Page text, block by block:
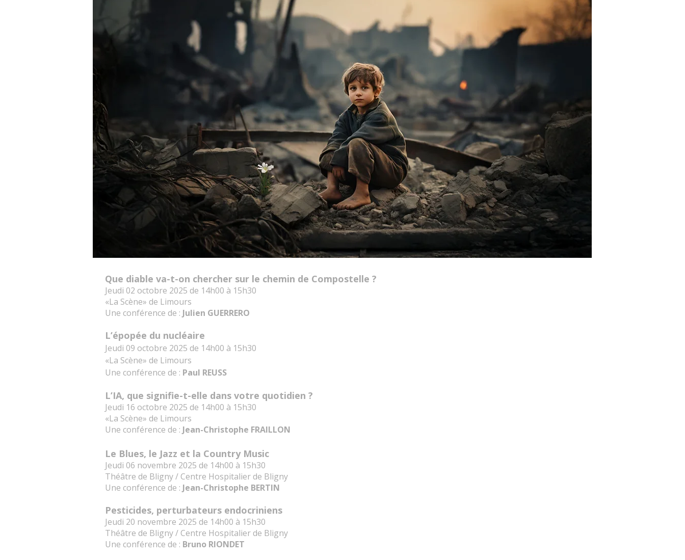
Que diable va-t-on chercher sur le chemin de Compostelle ?
Jeudi 02 octobre 2025 de 14h00 à 15h30
«La Scène» de Limours
Une conférence de : Julien GUERRERO
L’épopée du nucléaire
Jeudi 09 octobre 2025 de 14h00 à 15h30
«La Scène» de Limours
Une conférence de : Paul REUSS
L’IA, que signifie-t-elle dans votre quotidien ?
Jeudi 16 octobre 2025 de 14h00 à 15h30
«La Scène» de Limours
Une conférence de : Jean-Christophe FRAILLON
Le Blues, le Jazz et la Country Music
Jeudi 06 novembre 2025 de 14h00 à 15h30
Théâtre de Bligny / Centre Hospitalier de Bligny
Une conférence de : Jean-Christophe BERTIN
Pesticides, perturbateurs endocriniens
Jeudi 20 novembre 2025 de 14h00 à 15h30
Théâtre de Bligny / Centre Hospitalier de Bligny
Une conférence de : Bruno RIONDET